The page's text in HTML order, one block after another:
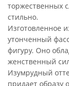
торжественных
стильно.
Изготовленное
утонченный
фигуру. Оно
женственный
Изумрудный
придает образу